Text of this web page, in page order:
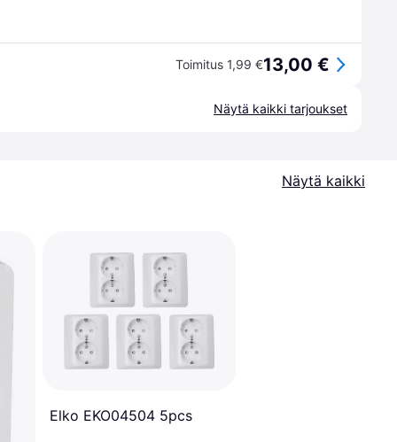
Toimitus 1,99 €13,00 €
Näytä kaikki tarjoukset
Näytä kaikki
Elko EKO04504 5pcs